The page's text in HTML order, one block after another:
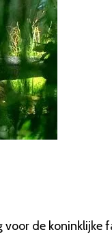
de koninklijke